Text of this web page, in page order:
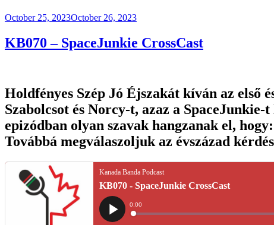
Posted
October 25, 2023October 26, 2023
KB070 – SpaceJunkie CrossCast
Holdfényes Szép Jó Éjszakát kíván az első
Szabolcsot és Norcy-t, azaz a
epizódban olyan szavak hangzanak el,
Továbbá megválaszoljuk az évszázad